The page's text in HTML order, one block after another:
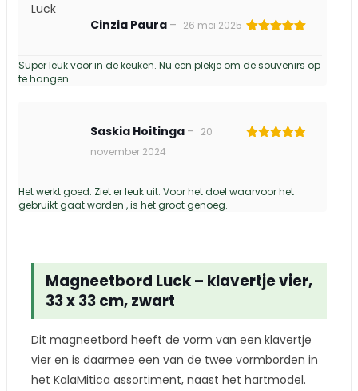
Luck
Cinzia Paura – 26 mei 2025
Super leuk voor in de keuken. Nu een plekje om de souvenirs op
te hangen.
Saskia Hoitinga – 20
november 2024
Het werkt goed. Ziet er leuk uit. Voor het doel waarvoor het
gebruikt gaat worden , is het groot genoeg.
Magneetbord Luck – klavertje vier,
33 x 33 cm, zwart
Dit magneetbord heeft de vorm van een klavertje
vier en is daarmee een van de twee vormborden in
het KalaMitica assortiment, naast het hartmodel.